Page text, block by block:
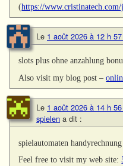
(https://
Le 1 août 2026 à 12 h
slots plus ohne anzahlung
Also visit my blog post –
Le 1 août 2026 à 14 h
spielen a dit :
spielautomaten
Feel free to visit my web site: